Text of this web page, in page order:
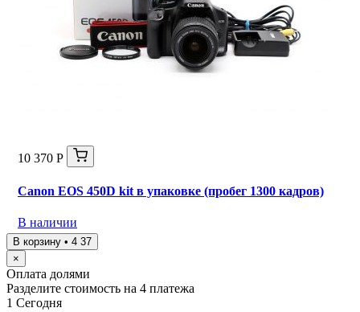
10 370 Р
Canon EOS 450D kit в упаковке (пробег 1300 кадров)
В наличии
В корзину • 4 37
×
Оплата долями
Разделите стоимость на 4 платежа
1 Сегодня